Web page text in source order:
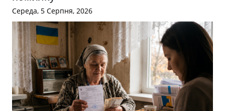
Середа, 5 Серпня, 2026